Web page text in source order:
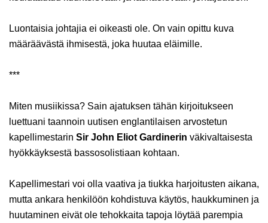
Luontaisia johtajia ei oikeasti ole. On vain opittu kuva
määräävästä ihmisestä, joka huutaa eläimille.
***
Miten musiikissa? Sain ajatuksen tähän kirjoitukseen
luettuani taannoin uutisen englantilaisen arvostetun
kapellimestarin Sir John Eliot Gardinerin väkivaltaisesta
hyökkäyksestä bassosolistiaan kohtaan.
Kapellimestari voi olla vaativa ja tiukka harjoitusten aikana,
mutta ankara henkilöön kohdistuva käytös, haukkuminen ja
huutaminen eivät ole tehokkaita tapoja löytää parempia